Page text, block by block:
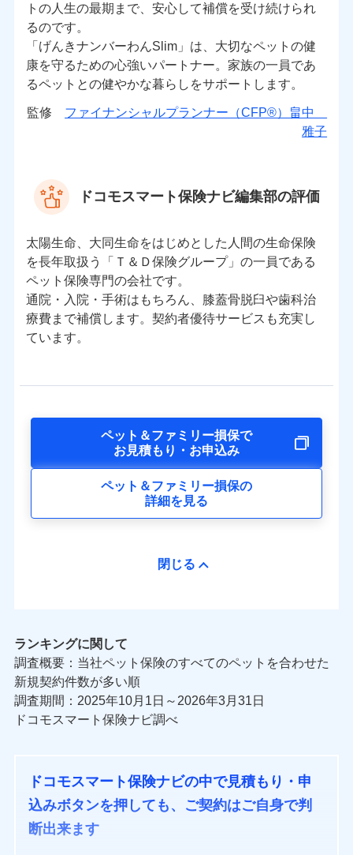
トの人生の最期まで、安心して補償を受け続けられ
るのです。
「げんきナンバーわんSlim」は、大切なペットの健
康を守るための心強いパートナー。家族の一員であ
るペットとの健やかな暮らしをサポートします。
監修 ファイナンシャルプランナー（CFP®）畠中
雅子
ドコモスマート保険ナビ編集部の評価
太陽生命、大同生命をはじめとした人間の生命保険
を長年取扱う「Ｔ＆Ｄ保険グループ」の一員である
ペット保険専門の会社です。
通院・入院・手術はもちろん、膝蓋骨脱臼や歯科治
療費まで補償します。契約者優待サービスも充実し
ています。
閉じる
ペット＆ファミリー損保で
お見積もり・お申込み
ペット＆ファミリー損保の
詳細を見る
ランキングに関して
調査概要：当社ペット保険のすべてのペットを合わせた
新規契約件数が多い順
調査期間：2025年10月1日～2026年3月31日
ドコモスマート保険ナビ調べ
ドコモスマート保険ナビの中で見積もり・申
込みボタンを押しても、ご契約はご自身で判
断出来ます